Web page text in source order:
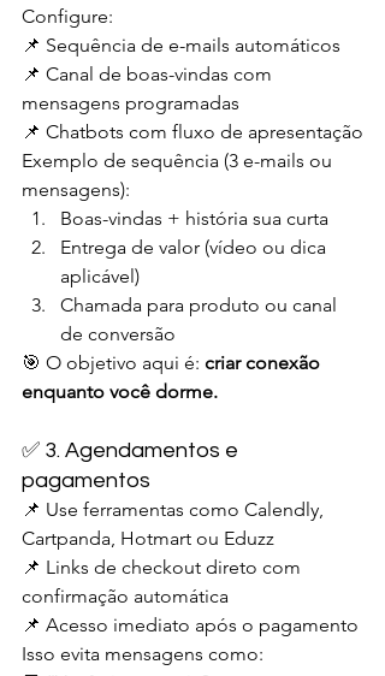
Configure:
📌 Sequência de e-mails automáticos
📌 Canal de boas-vindas com
mensagens programadas
📌 Chatbots com fluxo de apresentação
Exemplo de sequência (3 e-mails ou
mensagens):
Boas-vindas + história sua curta
Entrega de valor (vídeo ou dica
aplicável)
Chamada para produto ou canal
de conversão
🎯 O objetivo aqui é: criar conexão
enquanto você dorme.
✅ 3. Agendamentos e
pagamentos
📌 Use ferramentas como Calendly,
Cartpanda, Hotmart ou Eduzz
📌 Links de checkout direto com
confirmação automática
📌 Acesso imediato após o pagamento
Isso evita mensagens como: